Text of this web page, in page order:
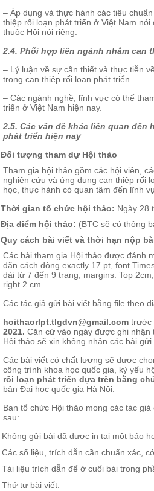
– Áp dụng và thực hành các tiêu
thiệp rối loạn phát triển ở Việt Nam
thuộc Hội nói riêng.
2.4. Phối hợp liên ngành nhằm can
– Lý luận về sự cần thiết và thực tiễn
trong can thiệp rối loạn phát triển.
– Các ngành nghề, lĩnh vực có thể
triển ở Việt Nam hiện nay.
2.5. Các vấn đề khác liên quan đến
phát triển hiện nay
Đối tượng tham dự Hội thảo
Tham gia hội thảo gồm các hội viên,
nghiên cứu và ứng dụng can thiệp rối
học, thực hành có quan tâm đến lĩnh
Thời gian tổ chức hội thảo: Ngày 28
Địa điểm hội thảo: (BTC sẽ có thông
Quy cách bài viết và thời hạn nộp
Các bài tham gia Hội thảo được đánh
dãn cách dòng exactly 17 pt, font
dài từ 7 đến 9 trang; margins: Top
right 2 cm.
Các tác giả gửi bài viết bằng file theo
hoithaorlpt.tlgdvn@gmail.com trước
2021. Căn cứ vào ngày được ghi nhận
Hội thảo sẽ xin không nhận các bài
Các bài viết có chất lượng sẽ được
công trình khoa học quốc gia, kỷ yếu
rối loạn phát triển dựa trên bằng
bản Đại học quốc gia Hà Nội.
Ban tổ chức Hội thảo mong các tác
sau:
Không gửi bài đã được in tại một báo
Các số liệu, trích dẫn cần chuẩn xác,
Tài liệu trích dẫn để ở cuối bài trong
Thứ tự bài viết: